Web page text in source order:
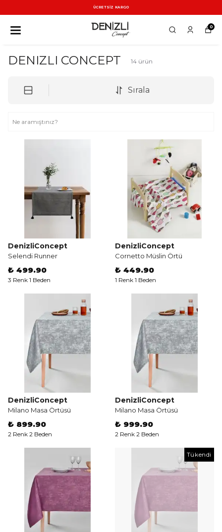
ÜCRETSİZ KARGO
0
DENIZLI CONCEPT 14 ürün
Sırala
DenizliConcept
Selendi Runner
₺ 499.90
3 Renk 1 Beden
DenizliConcept
Cornetto Müslin Örtü
₺ 449.90
1 Renk 1 Beden
DenizliConcept
Milano Masa Örtüsü
₺ 899.90
2 Renk 2 Beden
DenizliConcept
Milano Masa Örtüsü
₺ 999.90
2 Renk 2 Beden
Tükendi